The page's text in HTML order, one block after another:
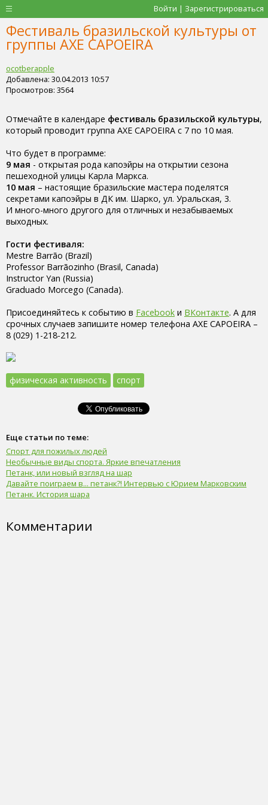
Войти | Зарегистрироваться
Фестиваль бразильской культуры от
группы AXE CAPOEIRA
ocotberapple
Добавлена: 30.04.2013 10:57
Просмотров: 3564
Отмечайте в календаре фестиваль бразильской культуры,
который проводит группа AXE CAPOEIRA с 7 по 10 мая.
Что будет в программе:
9 мая - открытая рода капоэйры на открытии сезона
пешеходной улицы Карла Маркса.
10 мая – настоящие бразильские мастера поделятся
секретами капоэйры в ДК им. Шарко, ул. Уральская, 3.
И много-много другого для отличных и незабываемых
выходных.
Гости фестиваля:
Mestre Barrão (Brazil)
Professor Barrãozinho (Brasil, Canada)
Instructor Yan (Russia)
Graduado Morcego (Сanada).
Присоединяйтесь к событию в Facebook и ВКонтакте. А для
срочных случаев запишите номер телефона AXE CAPOEIRA –
8 (029) 1-218-212.
физическая активность спорт
Еще статьи по теме:
Спорт для пожилых людей
Необычные виды спорта. Яркие впечатления
Петанк, или новый взгляд на шар
Давайте поиграем в... петанк?! Интервью с Юрием Марковским
Петанк. История шара
Комментарии